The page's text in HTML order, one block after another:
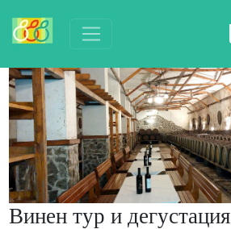
Винен тур и дегустация